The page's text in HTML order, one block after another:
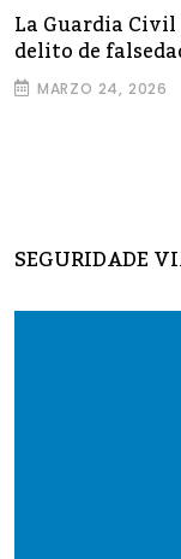
La Guardia
delito de
MARZO 24, 2026
SEGURIDADE